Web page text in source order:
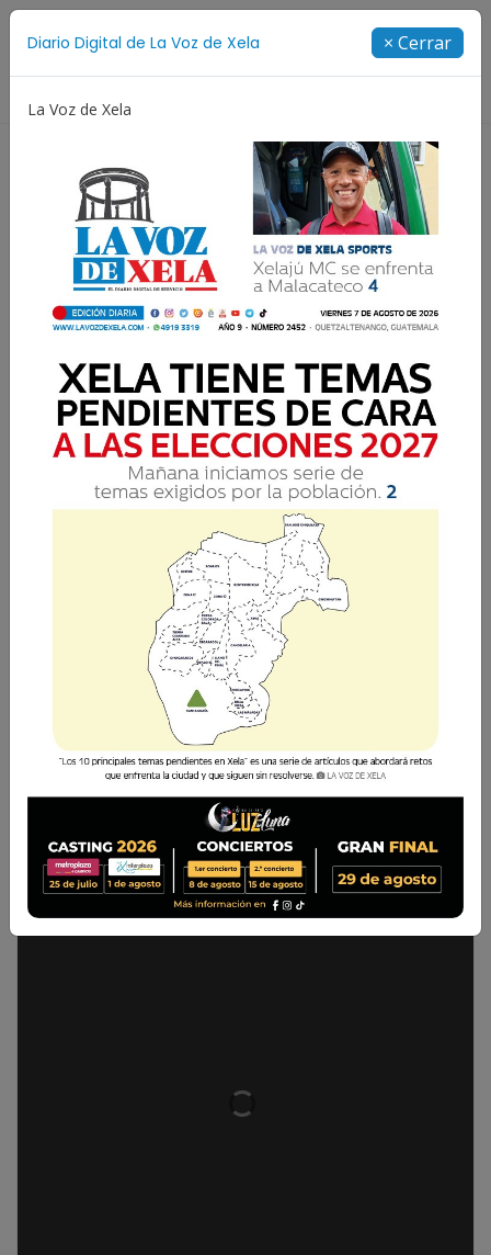
Diario Digital de La Voz de Xela × Cerrar
La Voz de Xela
Lee la edición digital del
martes 26 de febrero | #197
Descarga el pdf completo aquí Síguenos en
nuestras cuentas de redes sociales: Facebook:
La Voz de Xela · Twitter: @lavozdexela ·
Instagram: @lavozdexela · Portal:
lavozdexela.com
Ediciones Digitales 26 Febrero 2019 19:08